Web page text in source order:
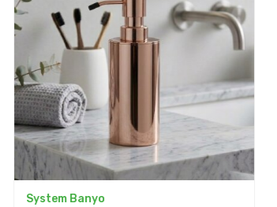
System Banyo